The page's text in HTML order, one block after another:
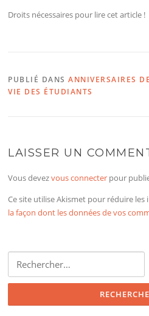
Droits nécessaires pour lire cet article !
PUBLIÉ DANSANNIVERSAIRES
VIE DES ÉTUDIANTS
LAISSER UN
Vous devezvous connecter pour
Ce site utilise Akismet pour réduire les
la façon dont les données de vos